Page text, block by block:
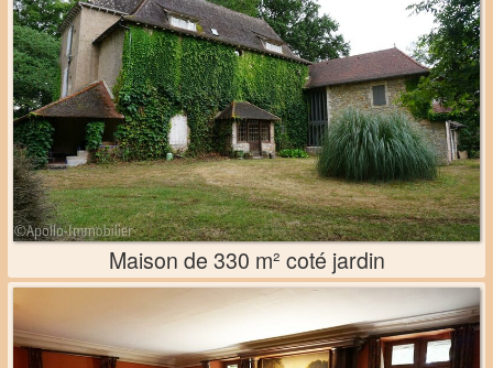
Maison de 330 m² coté jardin